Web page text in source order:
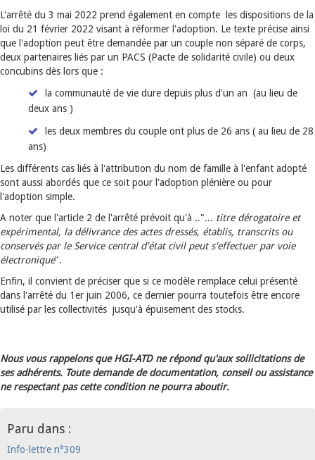
L'arrêté du 3 mai 2022 prend également en compte les dispositions de la
loi du 21 février 2022 visant à réformer l'adoption. Le texte précise ainsi
que l'adoption peut être demandée par un couple non séparé de corps,
deux partenaires liés par un PACS (Pacte de solidarité civile) ou deux
concubins dès lors que :
la communauté de vie dure depuis plus d'un an (au lieu de
deux ans )
les deux membres du couple ont plus de 26 ans ( au lieu de 28
ans)
Les différents cas liés à l'attribution du nom de famille à l'enfant adopté
sont aussi abordés que ce soit pour l'adoption plénière ou pour
l'adoption simple.
A noter que l'article 2 de l'arrêté prévoit qu'à .."... titre dérogatoire et
expérimental, la délivrance des actes dressés, établis, transcrits ou
conservés par le Service central d'état civil peut s'effectuer par voie
électronique".
Enfin, il convient de préciser que si ce modèle remplace celui présenté
dans l'arrêté du 1er juin 2006, ce dernier pourra toutefois être encore
utilisé par les collectivités jusqu'à épuisement des stocks.
Nous vous rappelons que HGI-ATD ne répond qu'aux sollicitations de
ses adhérents. Toute demande de documentation, conseil ou assistance
ne respectant pas cette condition ne pourra aboutir.
Paru dans :
Info-lettre n°309